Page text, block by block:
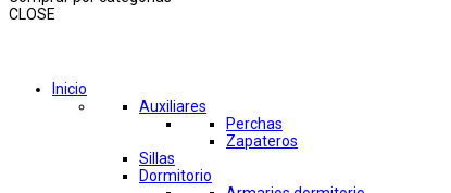
CLOSE
Inicio
Auxiliares
Perchas
Zapateros
Sillas
Dormitorio